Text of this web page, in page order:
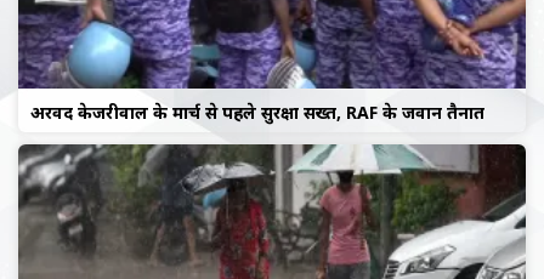
अरविंद केजरीवाल के मार्च से पहले सुरक्षा सख्त, RAF के जवान तैनात